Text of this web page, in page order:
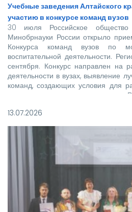
Учебные заведения Алтайского
участию в конкурсе команд вузов
30 июля Российское
Минобрнауки России открыло
Конкурса команд вузов по
воспитательной деятельности.
сентября. Конкурс направлен на
деятельности в вузах, выявление
команд, создающих условия для
реализуется при поддержке
13.07.2026